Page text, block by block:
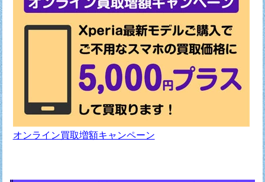
オンライン買取増額キャンペーン